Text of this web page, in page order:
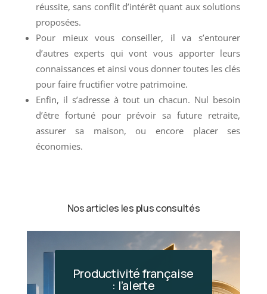
réussite, sans conflit d’intérêt quant aux solutions
proposées.
Pour mieux vous conseiller, il va s’entourer
d’autres experts qui vont vous apporter leurs
connaissances et ainsi vous donner toutes les clés
pour faire fructifier votre patrimoine.
Enfin, il s’adresse à tout un chacun. Nul besoin
d’être fortuné pour prévoir sa future retraite,
assurer sa maison, ou encore placer ses
économies.
Nos articles les plus consultés
Productivité française
: l’alerte